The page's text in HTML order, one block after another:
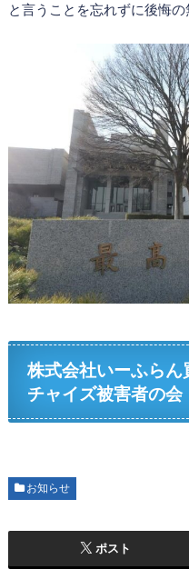
と言うことを忘れずに後悔の
株式会社いーふら
チャイズ被害者の会
お知らせ
ポスト